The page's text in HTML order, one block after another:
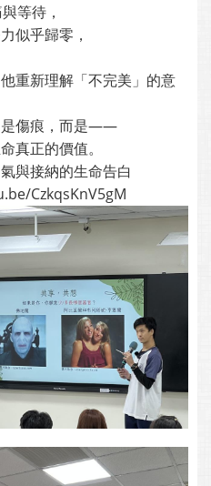
等待，
似乎歸零，
重新理解「不完美」的意
是傷痕，而是——
真正的價值。
與接納的生命告白
CzkqsKnV5gM